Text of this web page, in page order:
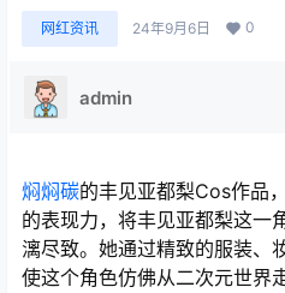
网红资讯 24年9月6日 0
admin
焖焖碳的丰见亚都梨Cos作品
的表现力，将丰见亚都梨这一
漓尽致。她通过精致的服装、
使这个角色仿佛从二次元世界